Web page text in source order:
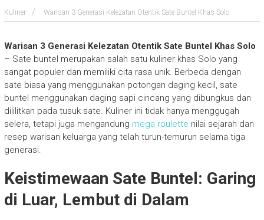
Kuliner Warisan 3 Generasi Kelezatan Otentik Sate Buntel Khas Solo
Warisan 3 Generasi Kelezatan Otentik Sate Buntel Khas Solo
– Sate buntel merupakan salah satu kuliner khas Solo yang
sangat populer dan memiliki cita rasa unik. Berbeda dengan
sate biasa yang menggunakan potongan daging kecil, sate
buntel menggunakan daging sapi cincang yang dibungkus dan
dililitkan pada tusuk sate. Kuliner ini tidak hanya menggugah
selera, tetapi juga mengandung mega roulette nilai sejarah dan
resep warisan keluarga yang telah turun-temurun selama tiga
generasi.
Keistimewaan Sate Buntel: Garing
di Luar, Lembut di Dalam